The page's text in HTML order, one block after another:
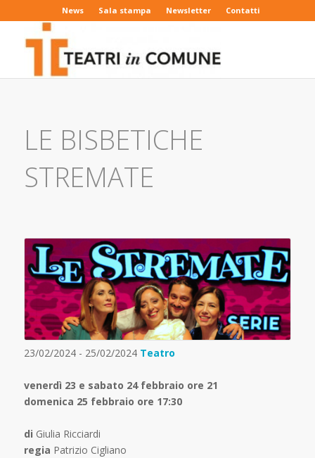
News Sala stampa Newsletter Contatti
LE BISBETICHE
STREMATE
23/02/2024 - 25/02/2024 Teatro
venerdì 23 e sabato 24 febbraio ore 21
domenica 25 febbraio ore 17:30
di Giulia Ricciardi
regia Patrizio Cigliano